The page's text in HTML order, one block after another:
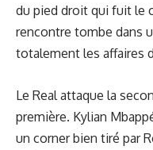
du pied droit qui fuit le
rencontre tombe dans
totalement les affaires
Le Real attaque la
première. Kylian
un corner bien tiré par